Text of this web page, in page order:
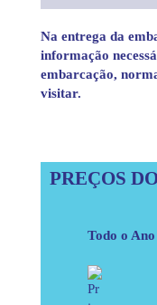
Na entrega da
informação
embarcação,
visitar.
PREÇOS
Todo o Ano